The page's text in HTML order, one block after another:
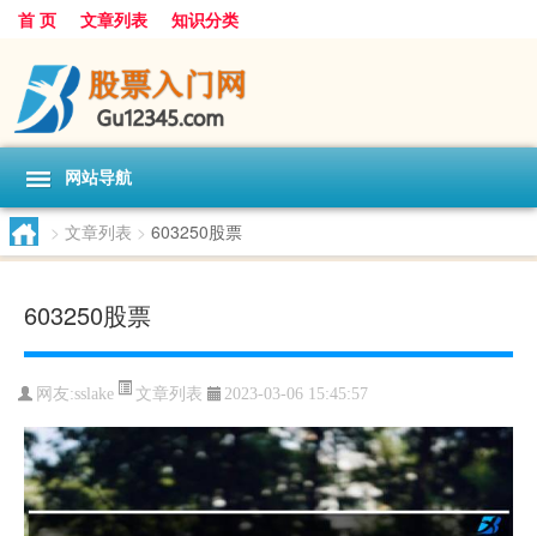
首 页 文章列表 知识分类
网站导航
> 文章列表 > 603250股票
603250股票
网友:sslake 文章列表 2023-03-06 15:45:57